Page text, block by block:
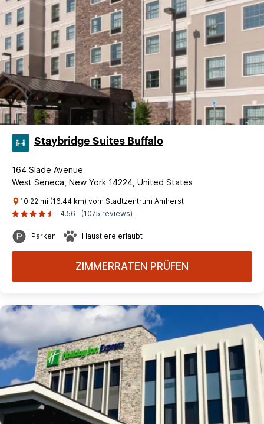
Staybridge Suites Buffalo
164 Slade Avenue
West Seneca, New York 14224, United States
10.22 mi (16.44 km) vom Stadtzentrum Amherst
4.56
(1075 reviews)
Parken Haustiere erlaubt
ZIMMERRATEN PRÜFEN